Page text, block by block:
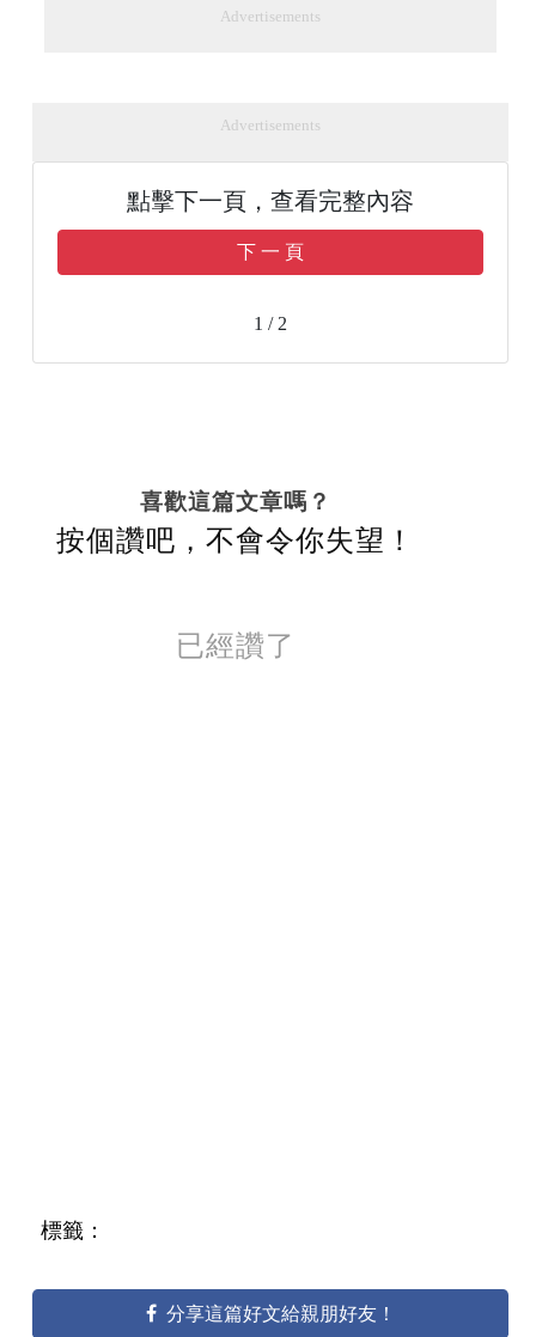
Advertisements
Advertisements
點擊下一頁，查看完整內容
下 一 頁
1 / 2
喜歡這篇文章嗎？
按個讚吧，不會令你失望！
已經讚了
標籤：
分享這篇好文給親朋好友！